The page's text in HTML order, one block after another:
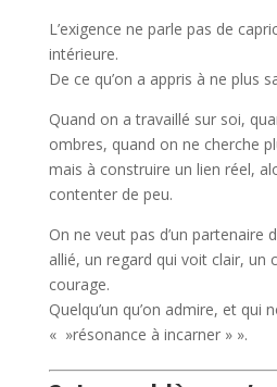
L’exigence ne parle pas de
intérieure.
De ce qu’on a appris à ne plus
Quand on a travaillé sur soi,
ombres, quand on ne cherche
mais à construire un lien réel,
contenter de peu.
On ne veut pas d’un partenaire
allié, un regard qui voit clair, un
courage.
Quelqu’un qu’on admire, et qui
« »résonance à incarner » ».